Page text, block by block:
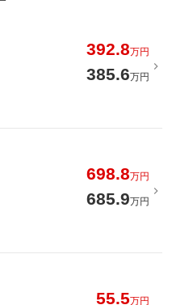
392.8万円
385.6万円
698.8万円
685.9万円
55.5万円